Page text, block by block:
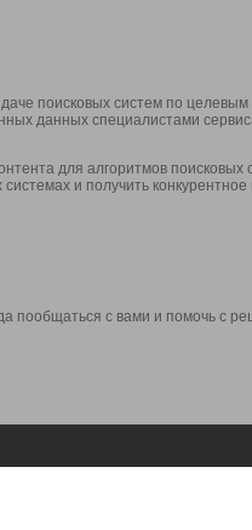
поисковых систем по
данных специалистами
для алгоритмов поисковых
и получить
пообщаться с вами и помочь с